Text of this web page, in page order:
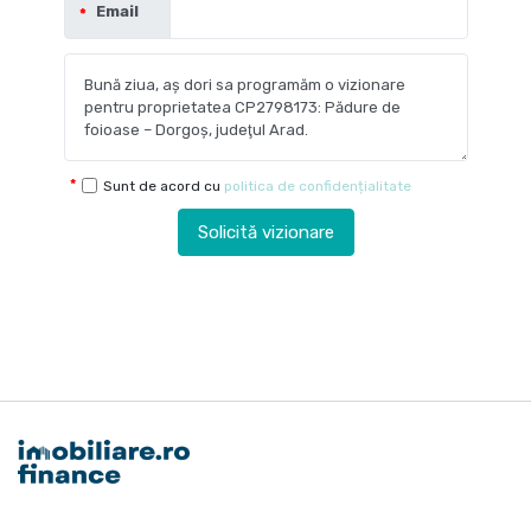
Email
Sunt de acord cu politica de confidențialitate
Solicită vizionare